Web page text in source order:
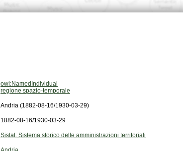
owl:NamedIndividual
regione spazio-temporale
Andria (1882-08-16/1930-03-29)
1882-08-16/1930-03-29
Sistat. Sistema storico delle amministrazioni territoriali